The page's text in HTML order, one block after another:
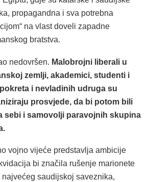
propagandna i sva potrebna
na vlast doveli zapadne
bratstva.
nedovršen. Malobrojni liberali u
zemlji, akademici, studenti i
i nevladinih udruga su
prosvjede, da bi potom bili
sebi i samovolji paravojnih skupina
vojno vijeće predstavlja ambicije
bi značila rušenje marionete
saudijskoj saveznika,